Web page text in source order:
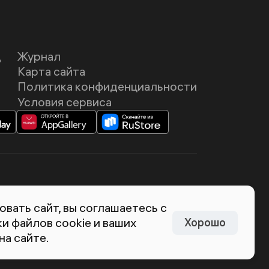
сайт, вы соглашаетесь с
файлов cookie и ваших
сайте.
Хорошо
Журнал
Карта сайта
Политика конфиденциальности
Условия сервиса
Лебедева